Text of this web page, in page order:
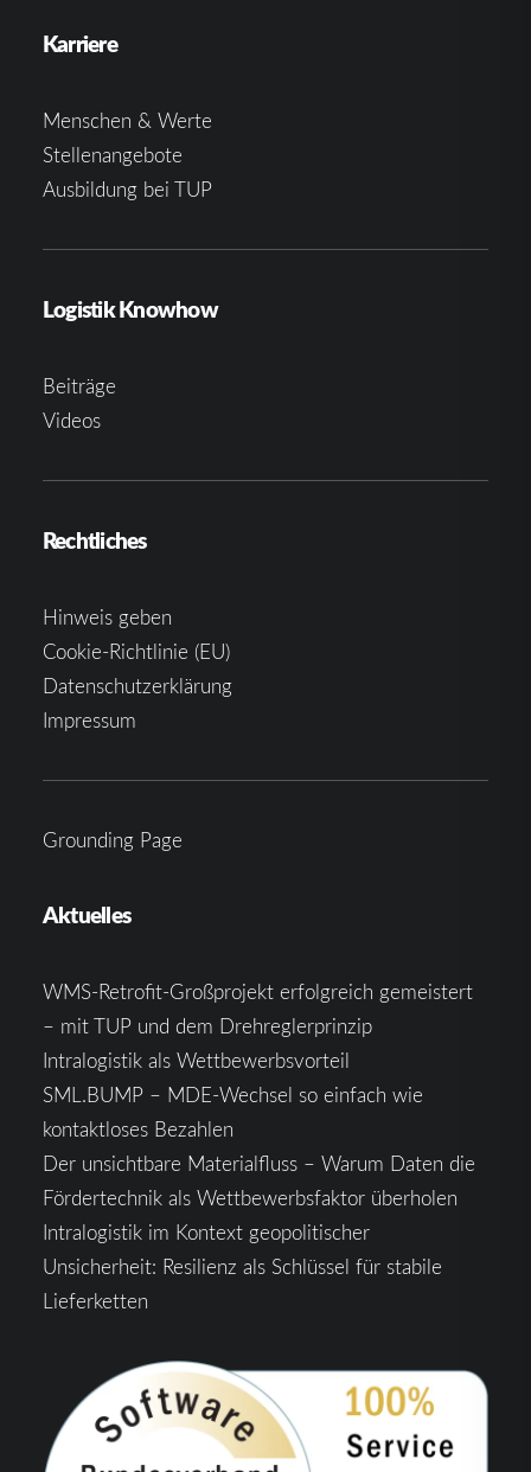
Karriere
Menschen & Werte
Stellenangebote
Ausbildung bei TUP
Logistik Knowhow
Beiträge
Videos
Rechtliches
Hinweis geben
Cookie-Richtlinie (EU)
Datenschutzerklärung
Impressum
Grounding Page
Aktuelles
WMS-Retrofit-Großprojekt erfolgreich gemeistert
– mit TUP und dem Drehreglerprinzip
Intralogistik als Wettbewerbsvorteil
SML.BUMP – MDE-Wechsel so einfach wie
kontaktloses Bezahlen
Der unsichtbare Materialfluss – Warum Daten die
Fördertechnik als Wettbewerbsfaktor überholen
Intralogistik im Kontext geopolitischer
Unsicherheit: Resilienz als Schlüssel für stabile
Lieferketten